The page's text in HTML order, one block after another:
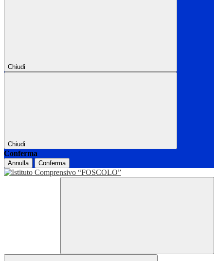
Chiudi
Chiudi
Conferma
Annulla Conferma